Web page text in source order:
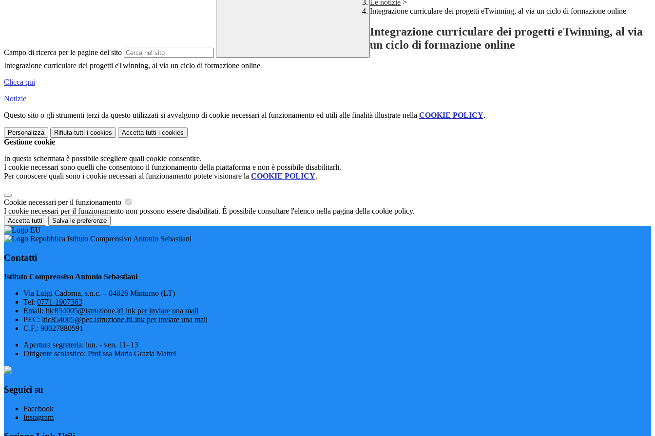
Campo di ricerca per le pagine del sito
Le notizie >
Integrazione curriculare dei progetti eTwinning, al via un ciclo di formazione online
Integrazione curriculare dei progetti eTwinning, al via
un ciclo di formazione online
Integrazione curriculare dei progetti eTwinning, al via un ciclo di formazione online
Clicca qui
Notizie
Questo sito o gli strumenti terzi da questo utilizzati si avvalgono di cookie necessari al funzionamento ed utili alle finalità illustrate nella COOKIE POLICY.
Personalizza Rifiuta tutti i cookies Accetta tutti i cookies
Gestione cookie
In questa schermata è possibile scegliere quali cookie consentire.
I cookie necessari sono quelli che consentono il funzionamento della piattaforma e non è possibile disabilitarli.
Per conoscere quali sono i cookie necessari al funzionamento potete visionare la COOKIE POLICY.
Cookie necessari per il funzionamento
I cookie necessari per il funzionamento non possono essere disabilitati. È possibile consultare l'elenco nella pagina della cookie policy.
Accetta tutti Salva le preferenze
Istituto Comprensivo Antonio Sebastiani
Contatti
Istituto Comprensivo Antonio Sebastiani
Via Luigi Cadorna, s.n.c. – 04026 Minturno (LT)
Tel: 0771-1907363
Email: ltic854005@istruzione.itLink per inviare una mail
PEC: ltic854005@pec.istruzione.itLink per inviare una mail
C.F.: 90027880591
Apertura segreteria: lun. - ven. 11- 13
Dirigente scolastico: Prof.ssa Maria Grazia Mattei
Seguici su
Facebook
Instagram